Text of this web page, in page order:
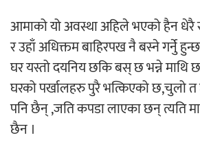
मुक्तकसङ्ग्रह लोकार्पण
‘दुर्गा’ निर्माण गर्दै सम्राट
आमाको यो अवस्था अहिले भएको हैन
र उहाँ अधिक्तम बाहिरपख नै बस्ने गर्नेु
घर यस्तो दयनिय छकि बस् छ भन्ने माथि
घरको पर्खालहरु पुरै भत्किएको छ,चुलो त
पनि छैन् ,जति कपडा लाएका छन् त्यति
छैन ।